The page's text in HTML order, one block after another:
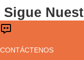
Sigue
Derechos de autor ©
CONTÁCTENOS